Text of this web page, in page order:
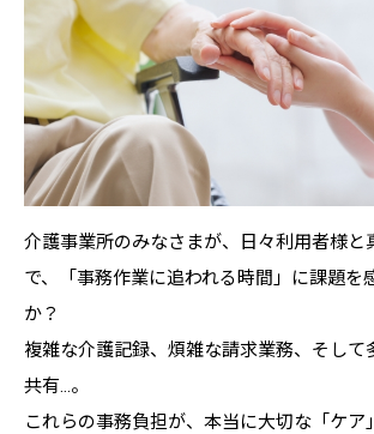
介護事業所のみなさまが、日々利用者様と
で、「事務作業に追われる時間」に課題を
か？
複雑な介護記録、煩雑な請求業務、そして
共有…。
これらの事務負担が、本当に大切な「ケア